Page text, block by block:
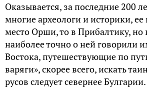
Оказывается, за последние 200
многие археологи и историки,
место Орши, то в Прибалтику, но
наиболее точно о ней говорили
Востока, путешествующие по
варяги», скорее всего, искать
русов следует севернее Булгарии.